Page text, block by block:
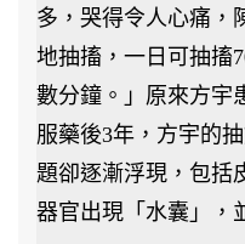
多，哭得令人心痛，
地抽搐，一日可抽搐
數分鐘。」原來方宇
服藥後3年，方宇的
題卻逐漸浮現，包括
器官出現「水囊」，